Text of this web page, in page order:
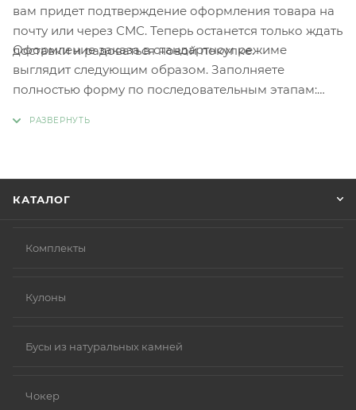
вам придет подтверждение оформления товара на
почту или через СМС. Теперь останется только ждать
доставки и радоваться новой покупке.
Оформление заказа в стандартном режиме
выглядит следующим образом. Заполняете
полностью форму по последовательным этапам:
КАТАЛОГ
Комплекты
Кулоны
Бусы из натуральных камней
Чокер